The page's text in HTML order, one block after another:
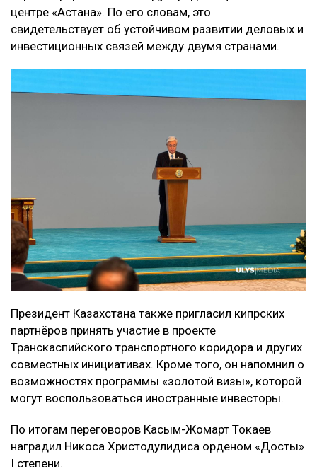
центре «Астана». По его словам, это
свидетельствует об устойчивом развитии деловых и
инвестиционных связей между двумя странами.
Президент Казахстана также пригласил кипрских
партнёров принять участие в проекте
Транскаспийского транспортного коридора и других
совместных инициативах. Кроме того, он напомнил о
возможностях программы «золотой визы», которой
могут воспользоваться иностранные инвесторы.
По итогам переговоров Касым-Жомарт Токаев
наградил Никоса Христодулидиса орденом «Достық»
I степени.